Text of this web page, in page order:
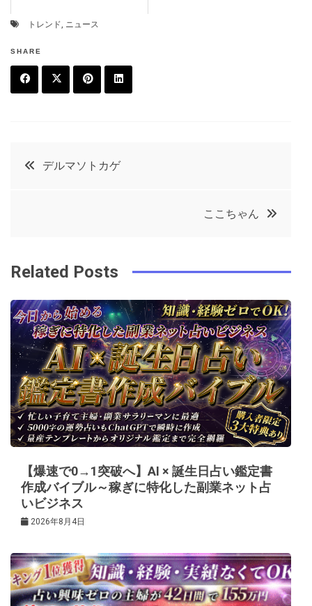
トレンド, ニュース
SHARE
k
t
t
e
投
ビ
ゲ
ー
シ
ョ
ン
デルマソトカゲ
ここちゃん
Related Posts
【爆速で0→1突破へ】AI × 誕生日占い鑑定書
作成バイブル～稼ぎに特化した副業ネット占
いビジネス
2026年8月4日